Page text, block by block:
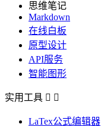
思维笔记
Markdown
在线白板
原型设计
API服务
智能图形
实用工具  
LaTex公式编辑器